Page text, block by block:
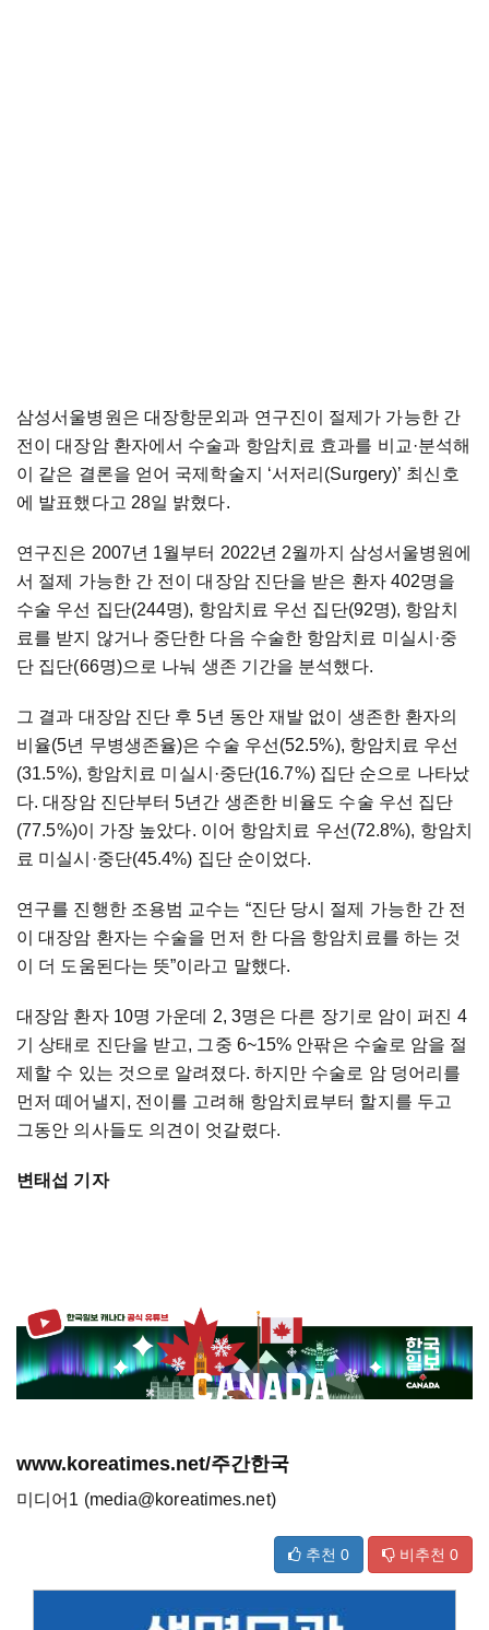
삼성서울병원은 대장항문외과 연구진이 절제가 가능한 간
전이 대장암 환자에서 수술과 항암치료 효과를 비교·분석해
이 같은 결론을 얻어 국제학술지 ‘서저리(Surgery)’ 최신호
에 발표했다고 28일 밝혔다.
연구진은 2007년 1월부터 2022년 2월까지 삼성서울병원에
서 절제 가능한 간 전이 대장암 진단을 받은 환자 402명을
수술 우선 집단(244명), 항암치료 우선 집단(92명), 항암치
료를 받지 않거나 중단한 다음 수술한 항암치료 미실시·중
단 집단(66명)으로 나눠 생존 기간을 분석했다.
그 결과 대장암 진단 후 5년 동안 재발 없이 생존한 환자의
비율(5년 무병생존율)은 수술 우선(52.5%), 항암치료 우선
(31.5%), 항암치료 미실시·중단(16.7%) 집단 순으로 나타났
다. 대장암 진단부터 5년간 생존한 비율도 수술 우선 집단
(77.5%)이 가장 높았다. 이어 항암치료 우선(72.8%), 항암치
료 미실시·중단(45.4%) 집단 순이었다.
연구를 진행한 조용범 교수는 “진단 당시 절제 가능한 간 전
이 대장암 환자는 수술을 먼저 한 다음 항암치료를 하는 것
이 더 도움된다는 뜻”이라고 말했다.
대장암 환자 10명 가운데 2, 3명은 다른 장기로 암이 퍼진 4
기 상태로 진단을 받고, 그중 6~15% 안팎은 수술로 암을 절
제할 수 있는 것으로 알려졌다. 하지만 수술로 암 덩어리를
먼저 떼어낼지, 전이를 고려해 항암치료부터 할지를 두고
그동안 의사들도 의견이 엇갈렸다.
변태섭 기자
www.koreatimes.net/주간한국
미디어1 (media@koreatimes.net)
추천 0 비추천 0